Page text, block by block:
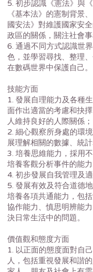
5. 初步認識《憲法》與
《基本法》的憲制背景
國安法》對維護國家安
政區的關係，關注社會
6. 通過不同方式認識世
色，並學習尋找、整理
在數碼世界中保護自己。
技能方面
1. 發展自理能力及各種
面作出適當的考慮和抉
人維持良好的人際關係；
2. 細心觀察所身處的環
展理解相關的數據、統
3. 培養思維能力，採用
培養客觀分析事件的能力
4. 初步發展自我管理及
5. 發展有效及符合道德
培養各項共通能力，包
協作能力、慎思明辨能
決日常生活中的問題。
價值觀和態度方面
1. 以正面的態度面對自
人，包括重視發展和諧